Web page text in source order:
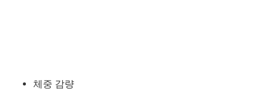
체중 감량